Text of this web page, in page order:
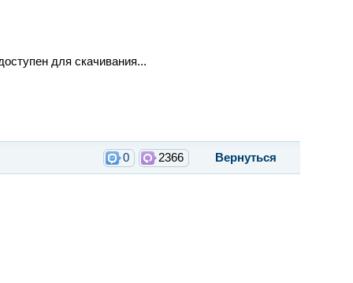
для скачивания...
Вернуться
2366
0